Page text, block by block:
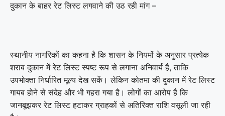
दुकान के बाहर रेट लिस्ट लगवाने की उठ रही मांग –
स्थानीय नागरिकों का कहना है कि शासन के नियमों के अनुसार प्रत्येक
शराब दुकान में रेट लिस्ट स्पष्ट रूप से लगाना अनिवार्य है, ताकि
उपभोक्ता निर्धारित मूल्य देख सकें। लेकिन कोतमा की दुकान में रेट लिस्ट
गायब होने से संदेह और भी गहरा गया है। लोगों का आरोप है कि
जानबूझकर रेट लिस्ट हटाकर ग्राहकों से अतिरिक्त राशि वसूली जा रही